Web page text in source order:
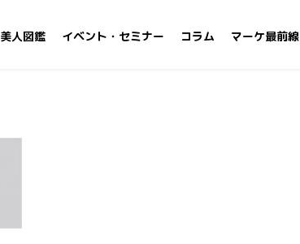
美人図鑑 イベント・セミナー コラム マーケ最前線